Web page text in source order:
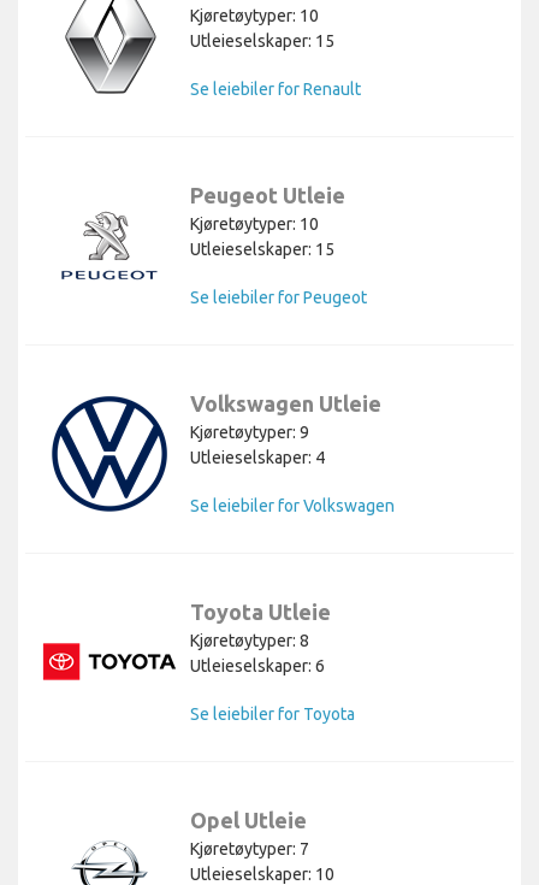
Kjøretøytyper: 10
Utleieselskaper: 15
Se leiebiler for Renault
Peugeot Utleie
Kjøretøytyper: 10
Utleieselskaper: 15
Se leiebiler for Peugeot
Volkswagen Utleie
Kjøretøytyper: 9
Utleieselskaper: 4
Se leiebiler for Volkswagen
Toyota Utleie
Kjøretøytyper: 8
Utleieselskaper: 6
Se leiebiler for Toyota
Opel Utleie
Kjøretøytyper: 7
Utleieselskaper: 10